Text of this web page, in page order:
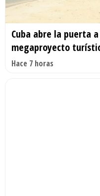
Cuba abre la puerta
megaproyecto
Hace 7 horas